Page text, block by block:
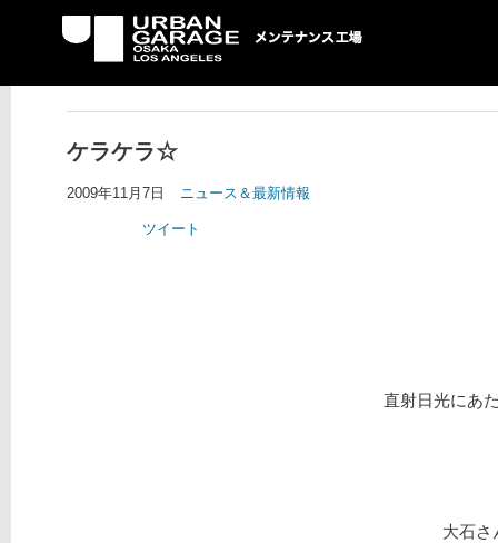
UG メンテナンス工場
ケラケラ☆
2009年11月7日 ニュース＆最新情報
ツイート
直射日光にあ
大石